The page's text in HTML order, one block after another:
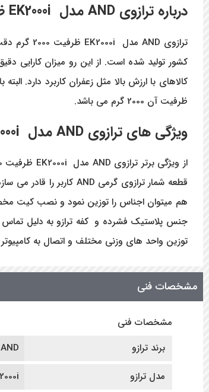
درباره ترازوی AND مدل EK2000i ظرفیت 2000 گرم دقت 0.1 گرم
ظرفیت آن 2000 گرم می باشد.
ویژگی های ترازوی AND مدل EK2000i ظرفیت 2000 گرم دقت 0.1 گرم
از ویژگی برتر ترازوی AND مدل ظرفیت
قطعه شمار ترازوی گرمی AND کاربر را قادر می
هم میتوان اجناس را توزین نمود و نصب کیت
جنس پلاستیک فشرده و کفه ترازو به دلیل تماس
توزین واحد های وزنی مختلف و اتصال به
مشخصات فنی
مشخصات فنی
برند ترازو
AND
مدل ترازو